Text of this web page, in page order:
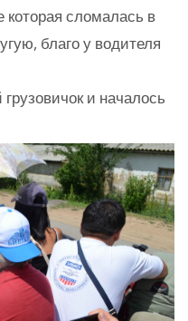
которая сломалась в
благо у водителя
и началось